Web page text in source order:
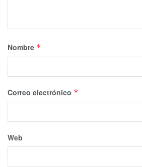
Nombre *
Correo electrónico *
Web